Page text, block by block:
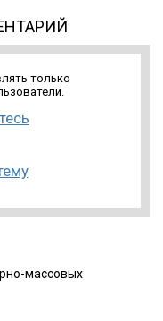
только
массовых